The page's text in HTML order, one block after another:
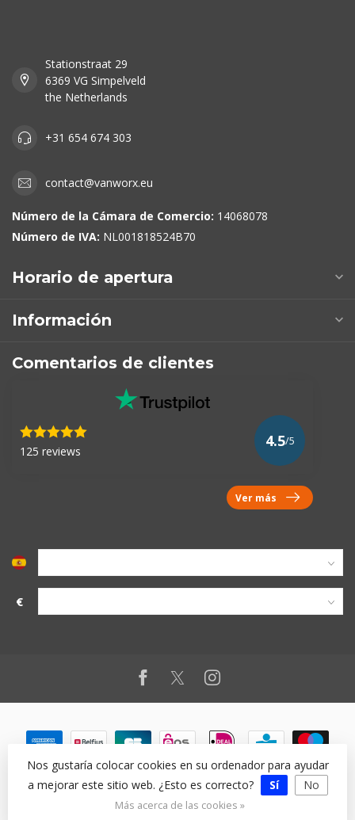
Stationstraat 29
6369 VG Simpelveld
the Netherlands
+31 654 674 303
contact@vanworx.eu
Número de la Cámara de Comercio: 14068078
Número de IVA: NL001818524B70
Horario de apertura
Información
Comentarios de clientes
125 reviews
4.5/5
Ver más
€
© Copyright 2026
Nos gustaría colocar cookies en su ordenador para ayudar
a mejorar este sitio web. ¿Esto es correcto?
Sí No
Más acerca de las cookies »